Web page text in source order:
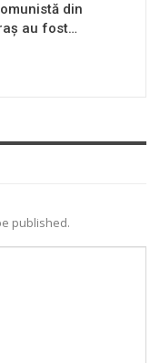
din
au fost…
published.